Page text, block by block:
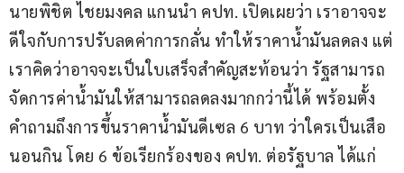
นายพิชิต ไชยมงคล แกนนำ คปท. เปิดเผยว่า เราอาจจะ
ดีใจกับการปรับลดค่าการกลั่น ทำให้ราคาน้ำมันลดลง แต่
เราคิดว่าอาจจะเป็นใบเสร็จสำคัญสะท้อนว่า รัฐสามารถ
จัดการค่าน้ำมันให้สามารถลดลงมากกว่านี้ได้ พร้อมตั้ง
คำถามถึงการขึ้นราคาน้ำมันดีเซล 6 บาท ว่าใครเป็นเสือ
นอนกิน โดย 6 ข้อเรียกร้องของ คปท. ต่อรัฐบาล ได้แก่